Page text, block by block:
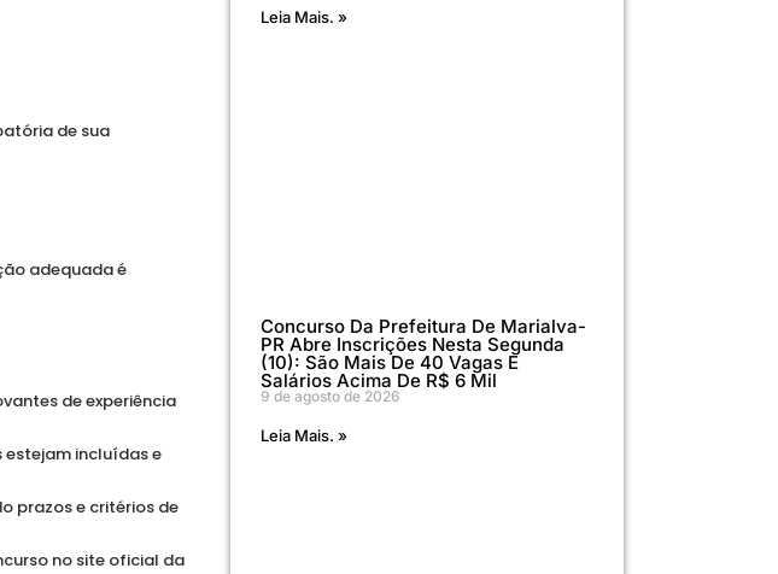
de sua
adequada é
de experiência
incluídas e
prazos e critérios de
no site oficial da
Leia Mais. »
Concurso Da Prefeitura De Marialva-
PR Abre Inscrições Nesta Segunda
(10): São Mais De 40 Vagas E
Salários Acima De R$ 6 Mil
9 de agosto de 2026
Leia Mais. »